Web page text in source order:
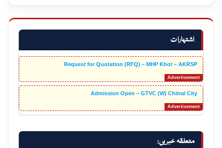
اشتہارات
Request for Quotation (RFQ) – MHP Khot – AKRSP
Admission Open – GTVC (W) Chitral City
متعلقہ خبریں: